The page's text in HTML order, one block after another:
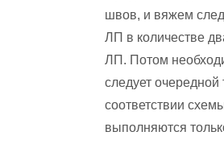
швов, и вяжем
ЛП в количестве
ЛП. Потом
следует
соответствии
выполняются